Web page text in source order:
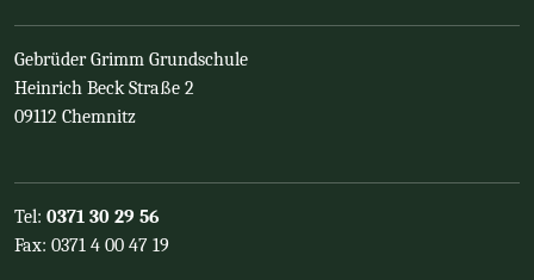
Gebrüder Grimm Grundschule
Heinrich Beck Straße 2
09112 Chemnitz
Tel: 0371 30 29 56
Fax: 0371 4 00 47 19